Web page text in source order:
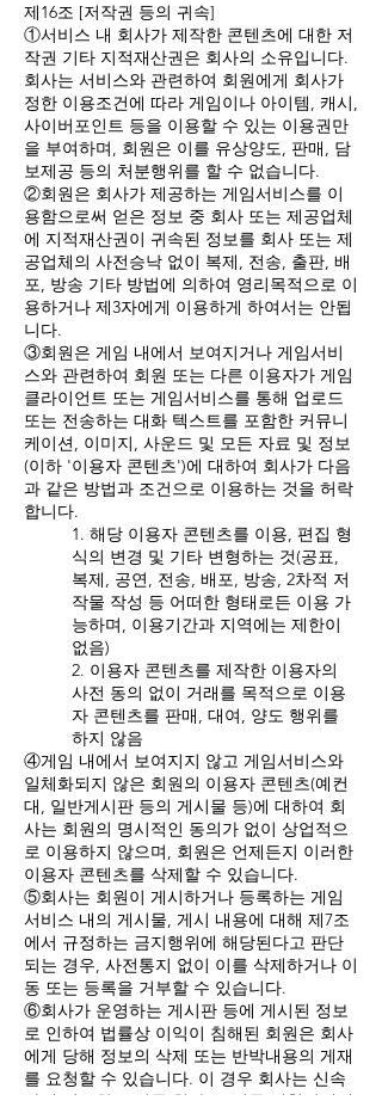
제16조 [저작권 등의 귀속]
①서비스 내 회사가 제작한 콘텐츠에 대한 저
작권 기타 지적재산권은 회사의 소유입니다.
회사는 서비스와 관련하여 회원에게 회사가
정한 이용조건에 따라 게임이나 아이템, 캐시,
사이버포인트 등을 이용할 수 있는 이용권만
을 부여하며, 회원은 이를 유상양도, 판매, 담
보제공 등의 처분행위를 할 수 없습니다.
②회원은 회사가 제공하는 게임서비스를 이
용함으로써 얻은 정보 중 회사 또는 제공업체
에 지적재산권이 귀속된 정보를 회사 또는 제
공업체의 사전승낙 없이 복제, 전송, 출판, 배
포, 방송 기타 방법에 의하여 영리목적으로 이
용하거나 제3자에게 이용하게 하여서는 안됩
니다.
③회원은 게임 내에서 보여지거나 게임서비
스와 관련하여 회원 또는 다른 이용자가 게임
클라이언트 또는 게임서비스를 통해 업로드
또는 전송하는 대화 텍스트를 포함한 커뮤니
케이션, 이미지, 사운드 및 모든 자료 및 정보
(이하 '이용자 콘텐츠')에 대하여 회사가 다음
과 같은 방법과 조건으로 이용하는 것을 허락
합니다.
1. 해당 이용자 콘텐츠를 이용, 편집 형
식의 변경 및 기타 변형하는 것(공표,
복제, 공연, 전송, 배포, 방송, 2차적 저
작물 작성 등 어떠한 형태로든 이용 가
능하며, 이용기간과 지역에는 제한이
없음)
2. 이용자 콘텐츠를 제작한 이용자의
사전 동의 없이 거래를 목적으로 이용
자 콘텐츠를 판매, 대여, 양도 행위를
하지 않음
④게임 내에서 보여지지 않고 게임서비스와
일체화되지 않은 회원의 이용자 콘텐츠(예컨
대, 일반게시판 등의 게시물 등)에 대하여 회
사는 회원의 명시적인 동의가 없이 상업적으
로 이용하지 않으며, 회원은 언제든지 이러한
이용자 콘텐츠를 삭제할 수 있습니다.
⑤회사는 회원이 게시하거나 등록하는 게임
서비스 내의 게시물, 게시 내용에 대해 제7조
에서 규정하는 금지행위에 해당된다고 판단
되는 경우, 사전통지 없이 이를 삭제하거나 이
동 또는 등록을 거부할 수 있습니다.
⑥회사가 운영하는 게시판 등에 게시된 정보
로 인하여 법률상 이익이 침해된 회원은 회사
에게 당해 정보의 삭제 또는 반박내용의 게재
를 요청할 수 있습니다. 이 경우 회사는 신속
하게 필요한 조치를 취하고, 이를 신청인에게